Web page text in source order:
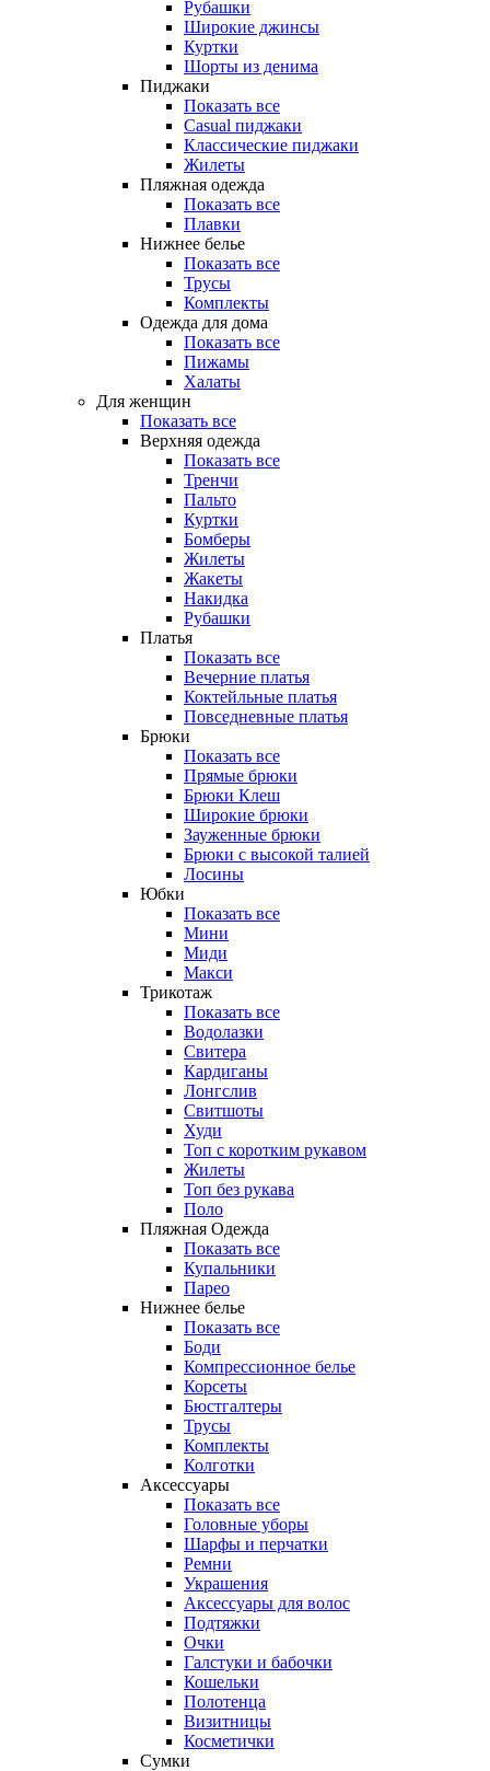
Рубашки
Широкие джинсы
Куртки
Шорты из денима
Пиджаки
Показать все
Casual пиджаки
Классические пиджаки
Жилеты
Пляжная одежда
Показать все
Плавки
Нижнее белье
Показать все
Трусы
Комплекты
Одежда для дома
Показать все
Пижамы
Халаты
Для женщин
Показать все
Верхняя одежда
Показать все
Тренчи
Пальто
Куртки
Бомберы
Жилеты
Жакеты
Накидка
Рубашки
Платья
Показать все
Вечерние платья
Коктейльные платья
Повседневные платья
Брюки
Показать все
Прямые брюки
Брюки Клеш
Широкие брюки
Зауженные брюки
Брюки с высокой талией
Лосины
Юбки
Показать все
Мини
Миди
Макси
Трикотаж
Показать все
Водолазки
Свитера
Кардиганы
Лонгслив
Свитшоты
Худи
Топ с коротким рукавом
Жилеты
Топ без рукава
Поло
Пляжная Одежда
Показать все
Купальники
Парео
Нижнее белье
Показать все
Боди
Компрессионное белье
Корсеты
Бюстгалтеры
Трусы
Комплекты
Колготки
Аксессуары
Показать все
Головные уборы
Шарфы и перчатки
Ремни
Украшения
Аксессуары для волос
Подтяжки
Очки
Галстуки и бабочки
Кошельки
Полотенца
Визитницы
Косметички
Сумки